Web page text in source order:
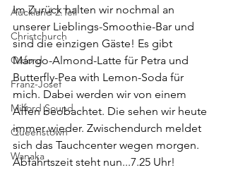
Auckland 2.Teil
Christchurch
Oxford
Franz-Josef
Milford Sound
Queenstown
Wanaka
Im Zurück halten wir nochmal an
unserer Lieblings-Smoothie-Bar und
sind die einzigen Gäste! Es gibt
Mango-Almond-Latte für Petra und
Butterfly-Pea with Lemon-Soda für
mich. Dabei werden wir von einem
Affen beobachtet. Die sehen wir heute
immer wieder. Zwischendurch meldet
sich das Tauchcenter wegen morgen.
Abfahrtszeit steht nun...7.25 Uhr!